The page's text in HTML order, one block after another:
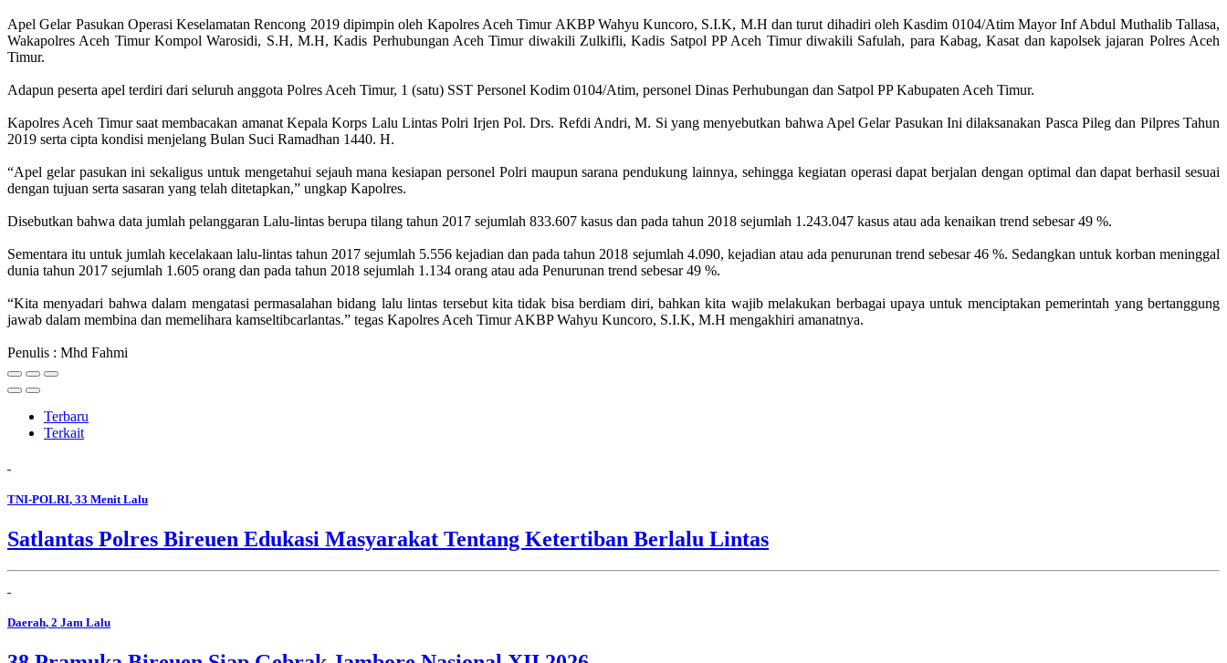
Apel Gelar Pasukan Operasi Keselamatan Rencong 2019 dipimpin oleh Kapolres Aceh Timur AKBP Wahyu Kuncoro, S.I.K, M.H dan turut dihadiri oleh Kasdim 0104/Atim Mayor Inf Abdul Muthalib Tallasa,
Wakapolres Aceh Timur Kompol Warosidi, S.H, M.H, Kadis Perhubungan Aceh Timur diwakili Zulkifli, Kadis Satpol PP Aceh Timur diwakili Safulah, para Kabag, Kasat dan kapolsek jajaran Polres Aceh
Timur.
Adapun peserta apel terdiri dari seluruh anggota Polres Aceh Timur, 1 (satu) SST Personel Kodim 0104/Atim, personel Dinas Perhubungan dan Satpol PP Kabupaten Aceh Timur.
Kapolres Aceh Timur saat membacakan amanat Kepala Korps Lalu Lintas Polri Irjen Pol. Drs. Refdi Andri, M. Si yang menyebutkan bahwa Apel Gelar Pasukan Ini dilaksanakan Pasca Pileg dan Pilpres Tahun
2019 serta cipta kondisi menjelang Bulan Suci Ramadhan 1440. H.
“Apel gelar pasukan ini sekaligus untuk mengetahui sejauh mana kesiapan personel Polri maupun sarana pendukung lainnya, sehingga kegiatan operasi dapat berjalan dengan optimal dan dapat berhasil sesuai
dengan tujuan serta sasaran yang telah ditetapkan,” ungkap Kapolres.
Disebutkan bahwa data jumlah pelanggaran Lalu-lintas berupa tilang tahun 2017 sejumlah 833.607 kasus dan pada tahun 2018 sejumlah 1.243.047 kasus atau ada kenaikan trend sebesar 49 %.
Sementara itu untuk jumlah kecelakaan lalu-lintas tahun 2017 sejumlah 5.556 kejadian dan pada tahun 2018 sejumlah 4.090, kejadian atau ada penurunan trend sebesar 46 %. Sedangkan untuk korban meninggal
dunia tahun 2017 sejumlah 1.605 orang dan pada tahun 2018 sejumlah 1.134 orang atau ada Penurunan trend sebesar 49 %.
“Kita menyadari bahwa dalam mengatasi permasalahan bidang lalu lintas tersebut kita tidak bisa berdiam diri, bahkan kita wajib melakukan berbagai upaya untuk menciptakan pemerintah yang bertanggung
jawab dalam membina dan memelihara kamseltibcarlantas.” tegas Kapolres Aceh Timur AKBP Wahyu Kuncoro, S.I.K, M.H mengakhiri amanatnya.
Penulis : Mhd Fahmi
Terbaru
Terkait
TNI-POLRI, 33 Menit Lalu
Satlantas Polres Bireuen Edukasi Masyarakat Tentang Ketertiban Berlalu Lintas
Daerah, 2 Jam Lalu